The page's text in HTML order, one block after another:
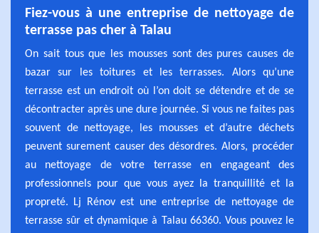
Fiez-vous à une entreprise de nettoyage de
terrasse pas cher à Talau
On sait tous que les mousses sont des pures causes de
bazar sur les toitures et les terrasses. Alors qu’une
terrasse est un endroit où l’on doit se détendre et de se
décontracter après une dure journée. Si vous ne faites pas
souvent de nettoyage, les mousses et d’autre déchets
peuvent surement causer des désordres. Alors, procéder
au nettoyage de votre terrasse en engageant des
professionnels pour que vous ayez la tranquillité et la
propreté. Lj Rénov est une entreprise de nettoyage de
terrasse sûr et dynamique à Talau 66360. Vous pouvez le